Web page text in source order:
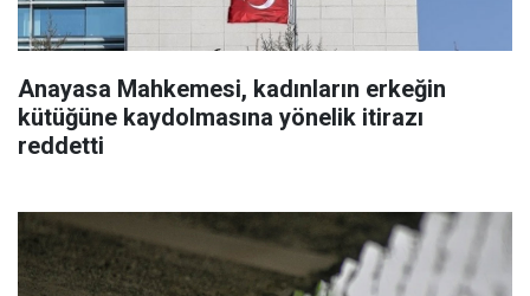
Anayasa Mahkemesi, kadınların erkeğin
kütüğüne kaydolmasına yönelik itirazı
reddetti